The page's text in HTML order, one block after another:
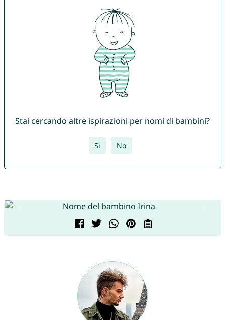
Stai cercando altre ispirazioni per nomi di bambini?
Sì No